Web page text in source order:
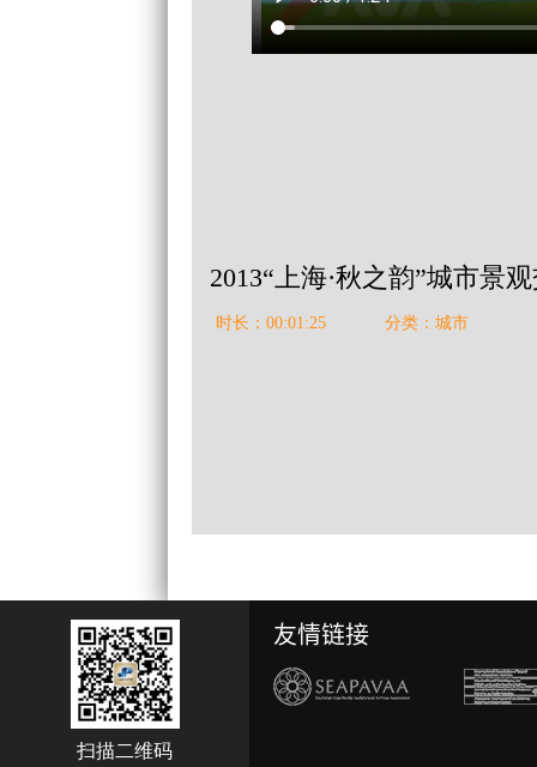
2013“上海·秋之韵”城市景
时长：00:01:25 分类：城市
扫描二维码
友情链接